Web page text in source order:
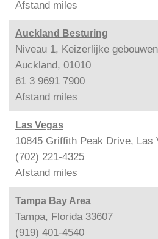
Afstand miles
Auckland Besturing
Niveau 1, Keizerlijke
Auckland, 01010
61 3 9691 7900
Afstand miles
Las Vegas
10845 Griffith Peak Drive, Las
(702) 221-4325
Afstand miles
Tampa Bay Area
Tampa, Florida 33607
(919) 401-4540